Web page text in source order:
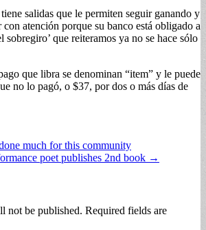
salidas que le permiten seguir ganando y
con atención porque su banco está obligado a
sobregiro’ que reiteramos ya no se hace sólo
que libra se denominan “item” y le puede
no lo pagó, o $37, por dos o más días de
much for this community
poet publishes 2nd book →
not be published. Required fields are